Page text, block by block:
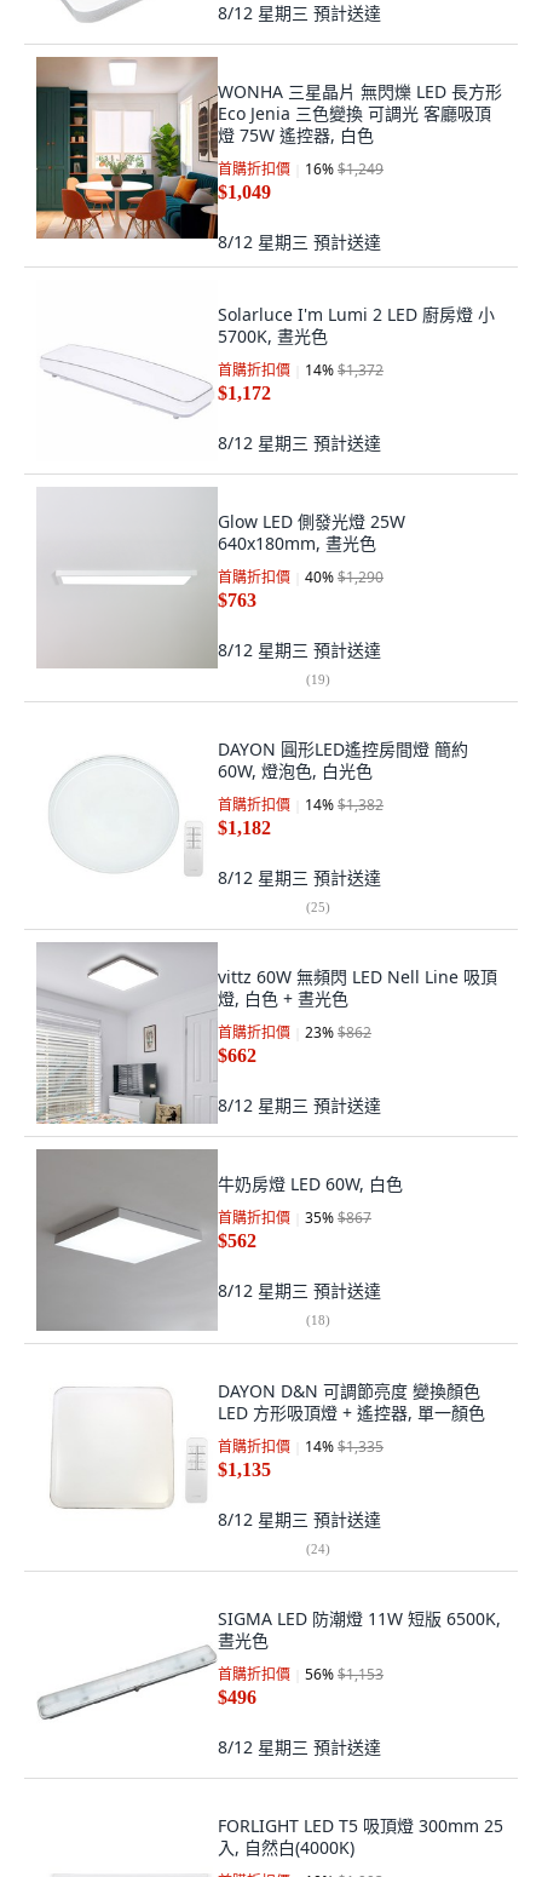
8/12 星期三 預計送達
WONHA 三星晶片 無閃爍 LED 長方形
Eco Jenia 三色變換 可調光 客廳吸頂
燈 75W 遙控器, 白色
首購折扣價 16%$1,249
$1,049
8/12 星期三 預計送達
Solarluce I'm Lumi 2 LED 廚房燈 小
5700K, 晝光色
首購折扣價 14%$1,372
$1,172
8/12 星期三 預計送達
Glow LED 側發光燈 25W
640x180mm, 晝光色
首購折扣價 40%$1,290
$763
8/12 星期三 預計送達
(19)
DAYON 圓形LED遙控房間燈 簡約
60W, 燈泡色, 白光色
首購折扣價 14%$1,382
$1,182
8/12 星期三 預計送達
(25)
vittz 60W 無頻閃 LED Nell Line 吸頂
燈, 白色 + 晝光色
首購折扣價 23%$862
$662
8/12 星期三 預計送達
牛奶房燈 LED 60W, 白色
首購折扣價 35%$867
$562
8/12 星期三 預計送達
(18)
DAYON D&N 可調節亮度 變換顏色
LED 方形吸頂燈 + 遙控器, 單一顏色
首購折扣價 14%$1,335
$1,135
8/12 星期三 預計送達
(24)
SIGMA LED 防潮燈 11W 短版 6500K,
晝光色
首購折扣價 56%$1,153
$496
8/12 星期三 預計送達
FORLIGHT LED T5 吸頂燈 300mm 25
入, 自然白(4000K)